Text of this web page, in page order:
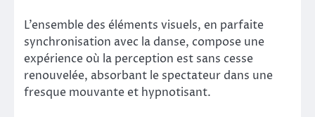
L’ensemble des éléments visuels, en parfaite
synchronisation avec la danse, compose une
expérience où la perception est sans cesse
renouvelée, absorbant le spectateur dans une
fresque mouvante et hypnotisant.